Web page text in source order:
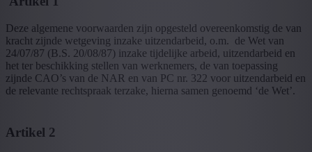
Deze algemene voorwaarden zijn opgesteld overeenkomstig de van
kracht zijnde wetgeving inzake uitzendarbeid, o.m. de Wet van
24/07/87 (B.S. 20/08/87) inzake tijdelijke arbeid, uitzendarbeid en
het ter beschikking stellen van werknemers, de van toepassing
zijnde CAO’s van de NAR en van PC nr. 322 voor uitzendarbeid en
de relevante rechtspraak terzake, hierna samen genoemd ‘de Wet’.
Artikel 2